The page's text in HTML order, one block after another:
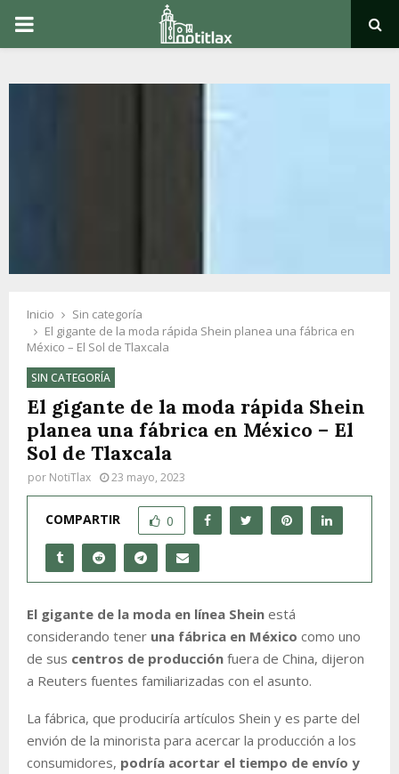
PRIMARY
Inicio
Sin categoría
El gigante de la moda rápida Shein planea una fábrica en
México – El Sol de Tlaxcala
SIN CATEGORÍA
El gigante de la moda rápida Shein
planea una fábrica en México – El
Sol de Tlaxcala
por NotiTlax 23 mayo, 2023
COMPARTIR 0
El gigante de la moda en línea Shein está
considerando tener una fábrica en México como uno
de sus centros de producción fuera de China, dijeron
a Reuters fuentes familiarizadas con el asunto.
La fábrica, que produciría artículos Shein y es parte del
envión de la minorista para acercar la producción a los
consumidores, podría acortar el tiempo de envío y